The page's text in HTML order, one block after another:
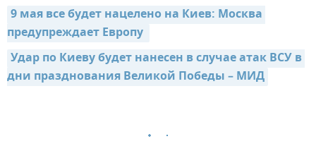
9 мая все будет нацелено на Киев: Москва
предупреждает Европу
Удар по Киеву будет нанесен в случае атак ВСУ в
дни празднования Великой Победы – МИД